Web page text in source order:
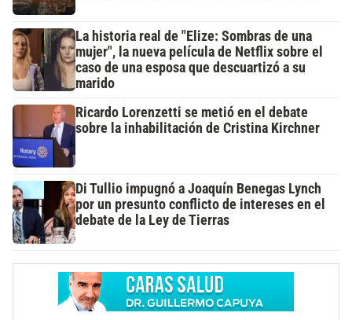
La historia real de "Elize: Sombras de una
mujer", la nueva película de Netflix sobre el
caso de una esposa que descuartizó a su
marido
Ricardo Lorenzetti se metió en el debate
sobre la inhabilitación de Cristina Kirchner
Di Tullio impugnó a Joaquín Benegas Lynch
por un presunto conflicto de intereses en el
debate de la Ley de Tierras